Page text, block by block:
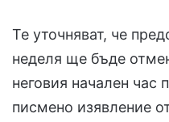
Те уточняват, че
неделя ще бъде
неговия начален час
писмено изявление